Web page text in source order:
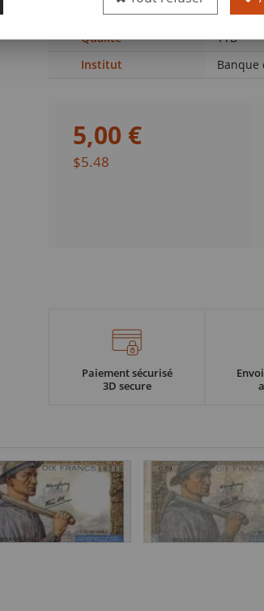
de
Qualité TTB
Institut
Banque
5,00 €
$5.48
Paiement sécurisé
3D secure